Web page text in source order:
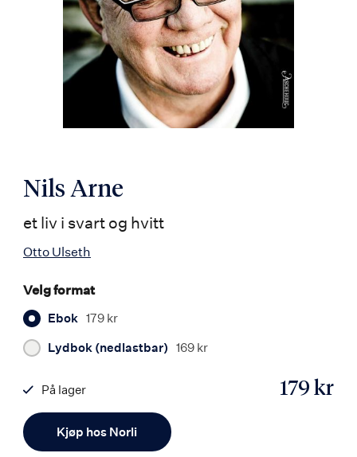
Nils Arne
et liv i svart og hvitt
Otto Ulseth
Velg format
Ebok 179 kr
Lydbok (nedlastbar) 169 kr
Kjøp hos Norli
179 kr
På lager
9788203297687